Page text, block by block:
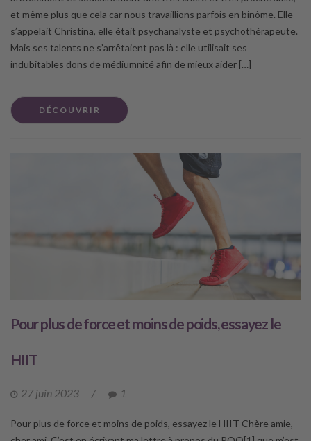
et même plus que cela car nous travaillions parfois en binôme. Elle
s’appelait Christina, elle était psychanalyste et psychothérapeute.
Mais ses talents ne s’arrêtaient pas là : elle utilisait ses
indubitables dons de médiumnité afin de mieux aider […]
DÉCOUVRIR
Pour plus de force et moins de poids, essayez le
HIIT
27 juin 2023 / 1
Pour plus de force et moins de poids, essayez le HIIT Chère amie,